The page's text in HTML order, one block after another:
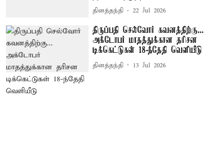
தினத்தந்தி 22 Jul 2026
திருப்பதி செல்வோர் கவனத்திற்கு...
அக்டோபர் மாதத்துக்கான தரிசன
டிக்கெட்டுகள் 18-ந்தேதி வெளியீடு
தினத்தந்தி 13 Jul 2026